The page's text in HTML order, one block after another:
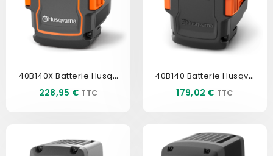
40B140X Batterie Husqvarna
Prix
228,95 €
40B140 Batterie Husqvarna
Prix
179,02 €